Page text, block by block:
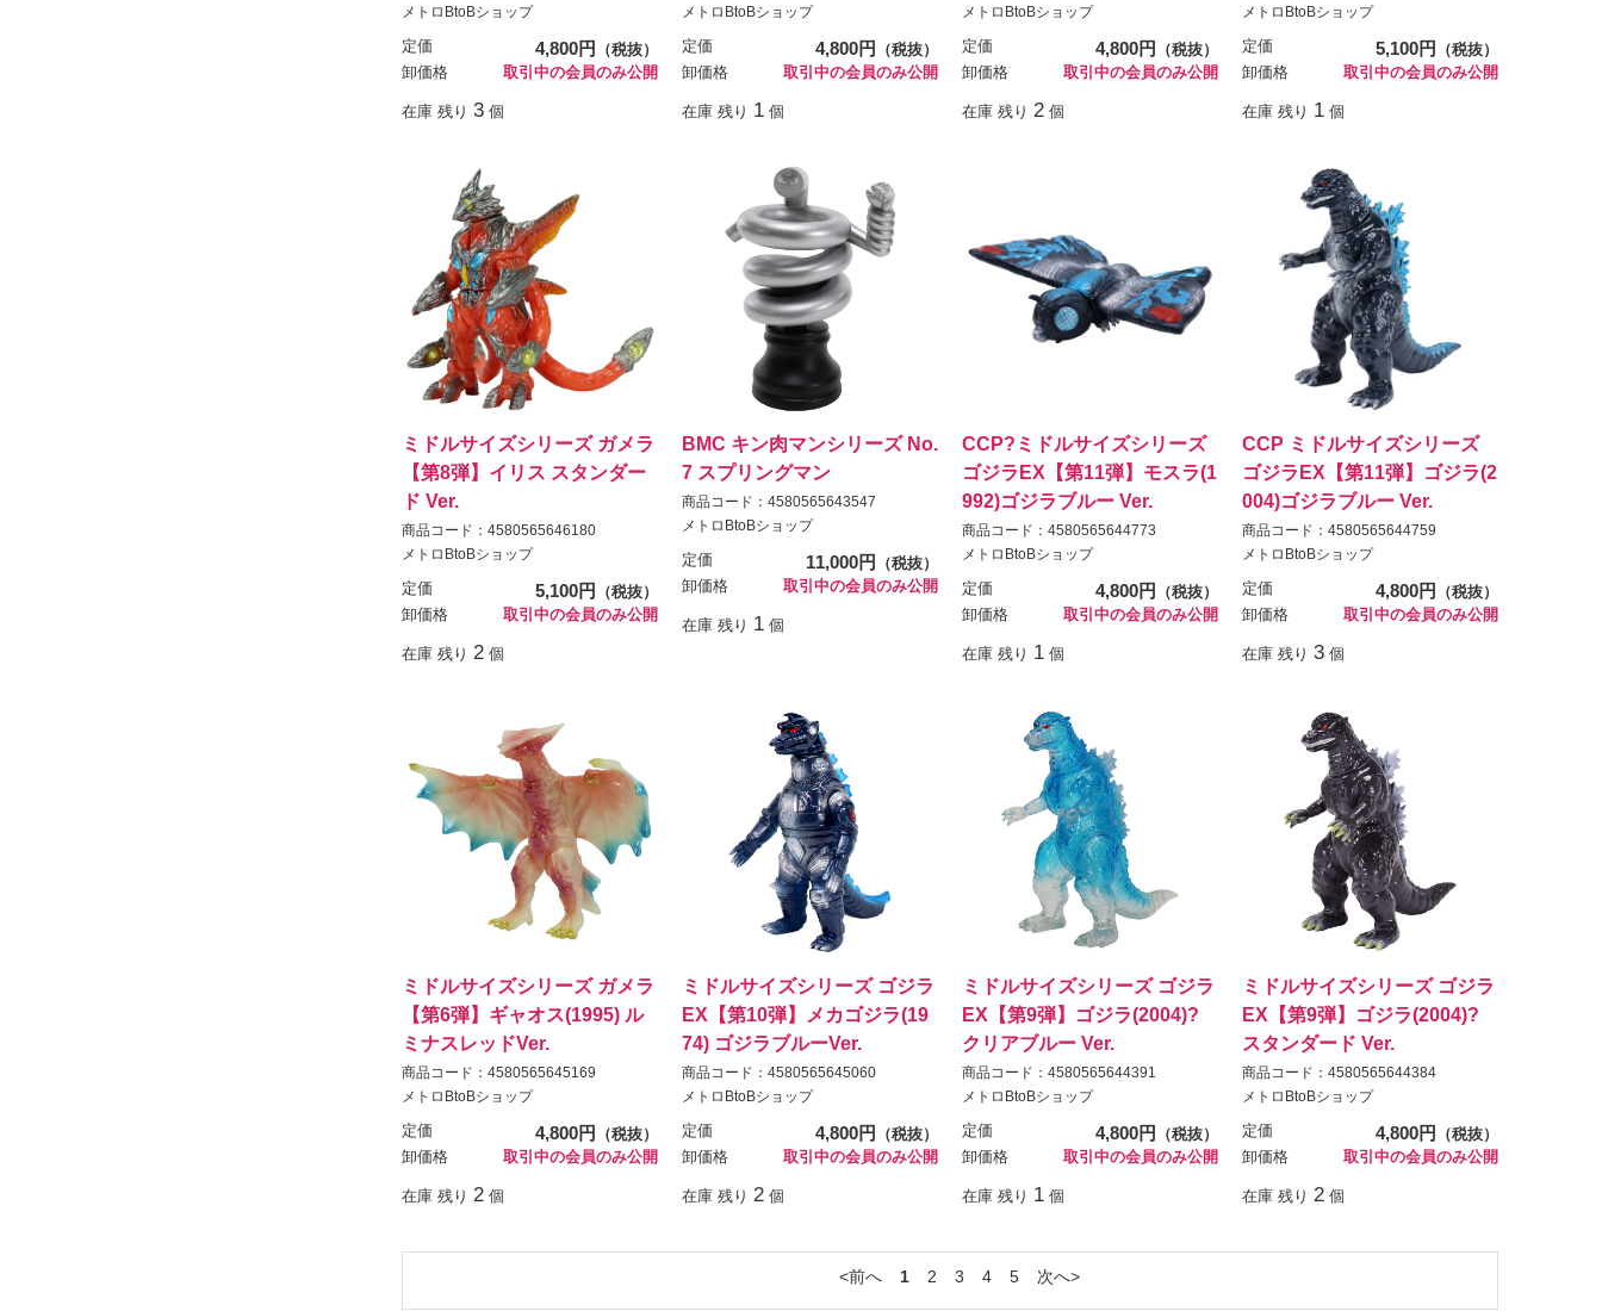
メトロBtoBショップ
定価 4,800円
（税抜）
卸価格
取引中の会員のみ公開
在庫 残り 3 個
メトロBtoBショップ
定価 4,800円
（税抜）
卸価格
取引中の会員のみ公開
在庫 残り 1 個
メトロBtoBショップ
定価 4,800円
（税抜）
卸価格
取引中の会員のみ公開
在庫 残り 2 個
メトロBtoBショップ
定価 5,100円
（税抜）
卸価格
取引中の会員のみ公開
在庫 残り 1 個
ミドルサイズシリーズ ガメラ
【第8弾】イリス スタンダー
ド Ver.
商品コード：4580565646180
メトロBtoBショップ
定価 5,100円
（税抜）
卸価格
取引中の会員のみ公開
在庫 残り 2 個
BMC キン肉マンシリーズ No.
7 スプリングマン
商品コード：4580565643547
メトロBtoBショップ
定価 11,000円
（税抜）
卸価格
取引中の会員のみ公開
在庫 残り 1 個
CCP?ミドルサイズシリーズ
ゴジラEX【第11弾】モスラ(1
992)ゴジラブルー Ver.
商品コード：4580565644773
メトロBtoBショップ
定価 4,800円
（税抜）
卸価格
取引中の会員のみ公開
在庫 残り 1 個
CCP ミドルサイズシリーズ
ゴジラEX【第11弾】ゴジラ(2
004)ゴジラブルー Ver.
商品コード：4580565644759
メトロBtoBショップ
定価 4,800円
（税抜）
卸価格
取引中の会員のみ公開
在庫 残り 3 個
ミドルサイズシリーズ ガメラ
【第6弾】ギャオス(1995) ル
ミナスレッドVer.
商品コード：4580565645169
メトロBtoBショップ
定価 4,800円
（税抜）
卸価格
取引中の会員のみ公開
在庫 残り 2 個
ミドルサイズシリーズ ゴジラ
EX【第10弾】メカゴジラ(19
74) ゴジラブルーVer.
商品コード：4580565645060
メトロBtoBショップ
定価 4,800円
（税抜）
卸価格
取引中の会員のみ公開
在庫 残り 2 個
ミドルサイズシリーズ ゴジラ
EX【第9弾】ゴジラ(2004)?
クリアブルー Ver.
商品コード：4580565644391
メトロBtoBショップ
定価 4,800円
（税抜）
卸価格
取引中の会員のみ公開
在庫 残り 1 個
ミドルサイズシリーズ ゴジラ
EX【第9弾】ゴジラ(2004)?
スタンダード Ver.
商品コード：4580565644384
メトロBtoBショップ
定価 4,800円
（税抜）
卸価格
取引中の会員のみ公開
在庫 残り 2 個
前へ 1 2 3 4 5 次へ